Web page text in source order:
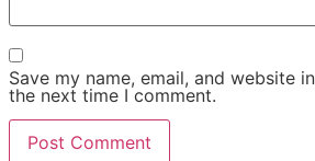
Save my name, email, and website
the next time I comment.